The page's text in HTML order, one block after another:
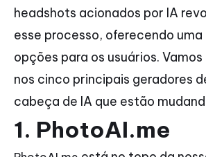
headshots acionados por IA
esse processo, oferecendo
opções para os usuários.
nos cinco principais geradores
cabeça de IA que estão
1. PhotoAI.me